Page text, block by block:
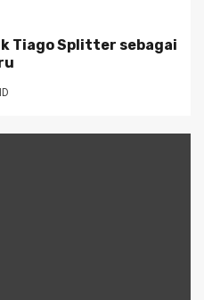
Tiago Splitter sebagai